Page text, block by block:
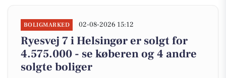
BOLIGMARKED 02-08-2026 15:12
Ryesvej 7 i Helsingør er solgt for
4.575.000 - se køberen og 4 andre
solgte boliger